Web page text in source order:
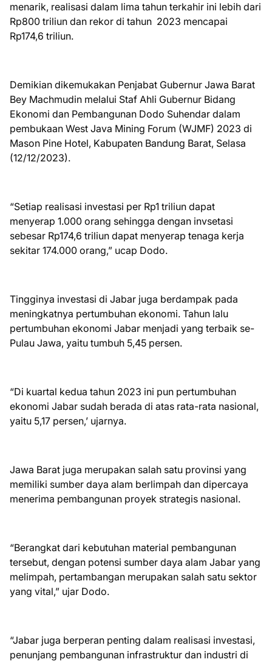
menarik, realisasi dalam lima tahun terkahir ini lebih dari
Rp800 triliun dan rekor di tahun 2023 mencapai
Rp174,6 triliun.
Demikian dikemukakan Penjabat Gubernur Jawa Barat
Bey Machmudin melalui Staf Ahli Gubernur Bidang
Ekonomi dan Pembangunan Dodo Suhendar dalam
pembukaan West Java Mining Forum (WJMF) 2023 di
Mason Pine Hotel, Kabupaten Bandung Barat, Selasa
(12/12/2023).
“Setiap realisasi investasi per Rp1 triliun dapat
menyerap 1.000 orang sehingga dengan invsetasi
sebesar Rp174,6 triliun dapat menyerap tenaga kerja
sekitar 174.000 orang,” ucap Dodo.
Tingginya investasi di Jabar juga berdampak pada
meningkatnya pertumbuhan ekonomi. Tahun lalu
pertumbuhan ekonomi Jabar menjadi yang terbaik se-
Pulau Jawa, yaitu tumbuh 5,45 persen.
“Di kuartal kedua tahun 2023 ini pun pertumbuhan
ekonomi Jabar sudah berada di atas rata-rata nasional,
yaitu 5,17 persen,’ ujarnya.
Jawa Barat juga merupakan salah satu provinsi yang
memiliki sumber daya alam berlimpah dan dipercaya
menerima pembangunan proyek strategis nasional.
“Berangkat dari kebutuhan material pembangunan
tersebut, dengan potensi sumber daya alam Jabar yang
melimpah, pertambangan merupakan salah satu sektor
yang vital,” ujar Dodo.
“Jabar juga berperan penting dalam realisasi investasi,
penunjang pembangunan infrastruktur dan industri di